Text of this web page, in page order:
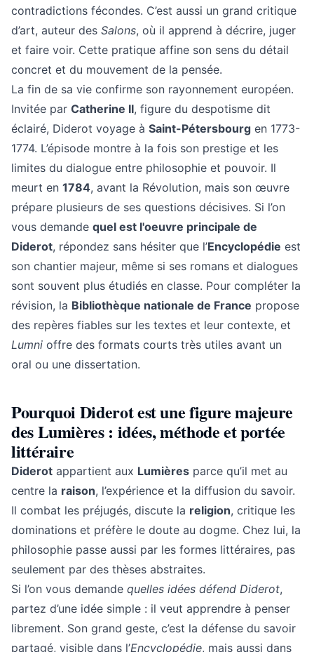
contradictions fécondes. C’est aussi un grand critique
d’art, auteur des Salons, où il apprend à décrire, juger
et faire voir. Cette pratique affine son sens du détail
concret et du mouvement de la pensée.
La fin de sa vie confirme son rayonnement européen.
Invitée par Catherine II, figure du despotisme dit
éclairé, Diderot voyage à Saint-Pétersbourg en 1773-
1774. L’épisode montre à la fois son prestige et les
limites du dialogue entre philosophie et pouvoir. Il
meurt en 1784, avant la Révolution, mais son œuvre
prépare plusieurs de ses questions décisives. Si l’on
vous demande quel est l'oeuvre principale de
Diderot, répondez sans hésiter que l’Encyclopédie est
son chantier majeur, même si ses romans et dialogues
sont souvent plus étudiés en classe. Pour compléter la
révision, la Bibliothèque nationale de France propose
des repères fiables sur les textes et leur contexte, et
Lumni offre des formats courts très utiles avant un
oral ou une dissertation.
Pourquoi Diderot est une figure majeure
des Lumières : idées, méthode et portée
littéraire
Diderot appartient aux Lumières parce qu’il met au
centre la raison, l’expérience et la diffusion du savoir.
Il combat les préjugés, discute la religion, critique les
dominations et préfère le doute au dogme. Chez lui, la
philosophie passe aussi par les formes littéraires, pas
seulement par des thèses abstraites.
Si l’on vous demande quelles idées défend Diderot,
partez d’une idée simple : il veut apprendre à penser
librement. Son grand geste, c’est la défense du savoir
partagé, visible dans l’Encyclopédie, mais aussi dans